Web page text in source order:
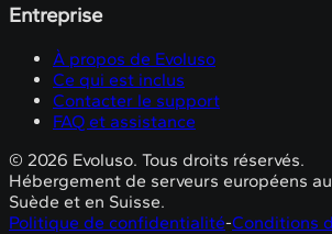
Entreprise
À propos de Evoluso
Ce qui est inclus
Contacter le support
FAQ et assistance
© 2026 Evoluso. Tous droits réservés.
Hébergement de serveurs européens
Suède et en Suisse.
Politique de confidentialité-Conditions